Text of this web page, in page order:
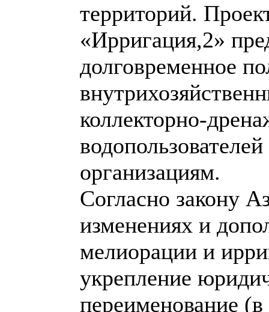
территорий.
«Ирригация,2»
долговременное
коллекторно-
организациям.
Согласно закону
изменениях и
мелиорации и
укрепление
переименование